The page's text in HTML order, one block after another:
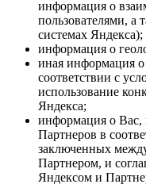
информация о
пользователями, а
системах Яндекса);
информация о
иная информация о
соответствии с
использование
Яндекса;
информация о
Партнеров в
заключенных
Партнером, и
Яндексом и